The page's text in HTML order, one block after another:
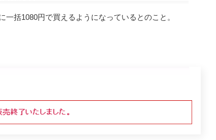
括1080円で買えるようになっているとのこと。